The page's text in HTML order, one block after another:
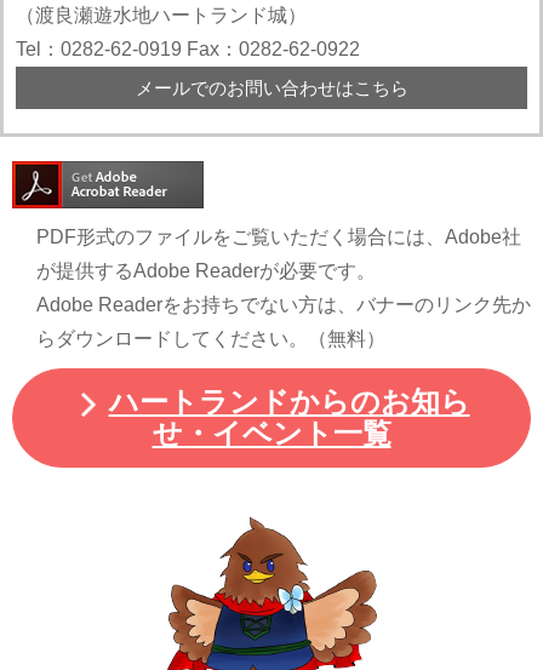
（渡良瀬遊水地ハートランド城）
Tel：0282-62-0919 Fax：0282-62-0922
メールでのお問い合わせはこちら
PDF形式のファイルをご覧いただく場合には、Adobe社
が提供するAdobe Readerが必要です。
Adobe Readerをお持ちでない方は、バナーのリンク先か
らダウンロードしてください。（無料）
ハートランドからのお知ら
せ・イベント一覧